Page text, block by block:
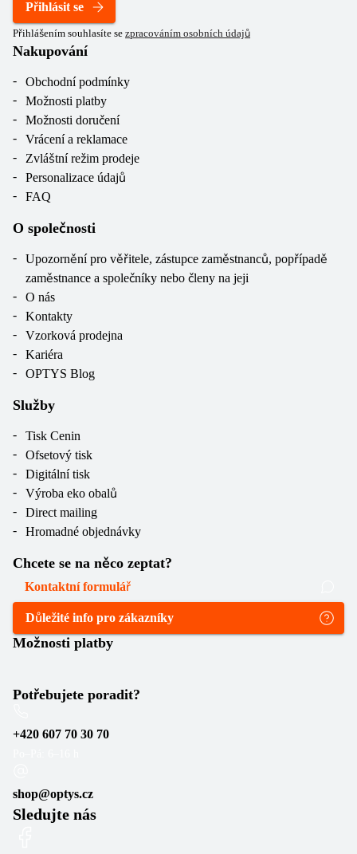
Přihlásit se
Přihlášením souhlasíte se zpracováním osobních údajů
Nakupování
Obchodní podmínky
Možnosti platby
Možnosti doručení
Vrácení a reklamace
Zvláštní režim prodeje
Personalizace údajů
FAQ
O společnosti
Upozornění pro věřitele, zástupce zaměstnanců, popřípadě
zaměstnance a společníky nebo členy na jeji
O nás
Kontakty
Vzorková prodejna
Kariéra
OPTYS Blog
Služby
Tisk Cenin
Ofsetový tisk
Digitální tisk
Výroba eko obalů
Direct mailing
Hromadné objednávky
Chcete se na něco zeptat?
Kontaktní formulář
Důležité info pro zákazníky
Možnosti platby
Potřebujete poradit?
+420 607 70 30 70
shop@optys.cz
Sledujte nás